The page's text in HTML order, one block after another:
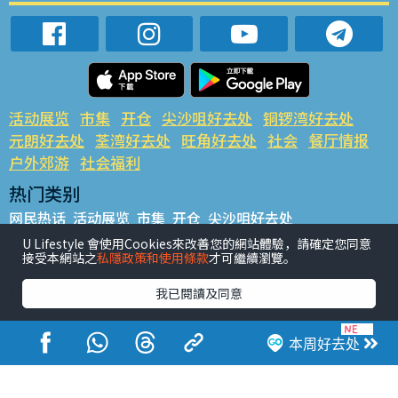
本周好去处
活动展览 市集 开仓 尖沙咀好去处 铜锣湾好去处
元朗好去处 荃湾好去处 旺角好去处 社会 餐厅情报
户外郊游 社会福利
热门类别
网民热话 活动展览 市集 开仓 尖沙咀好去处
铜锣湾好去处 元朗好去处 荃湾好去处 旺角好去处 社会
餐厅情报 户外郊游
热门标签
#UGO揾好去处 #人气活动推介 #美食社群热话
#亲子玩乐好去处
#ULifestyle应用程式
#限时抢
#UJetso礼物放送
#ULifestyle商户中心 #著数 #网络热话
U Lifestyle 會使用Cookies來改善您的網站體驗，請確定您同意
接受本網站之私隱政策和使用條款才可繼續瀏覽。
我已閱讀及同意